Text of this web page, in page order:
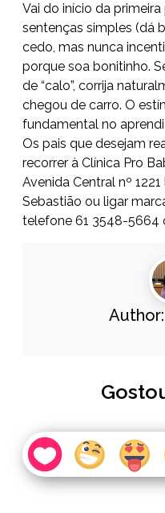
Vai do início da
sentenças simples (dá
cedo, mas nunca
porque soa bonitinho.
de “calo”, corrija
chegou de carro. O
fundamental no
Os pais que desejam
recorrer à Clínica Pro
Avenida Central nº
Sebastião ou ligar
telefone 61 3548-5664
Author: